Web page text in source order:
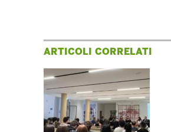
ARTICOLI CORRELATI